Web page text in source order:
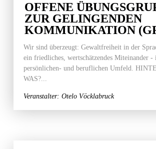
OFFENE
ZUR GELINGENDEN
KOMMUNIKATION
Wir sind überzeugt: Gewaltfreiheit in der
ein friedliches, wertschätzendes Miteinander -
persönlichen- und beruflichen Umfeld.
WAS?...
Veranstalter: Otelo Vöcklabruck